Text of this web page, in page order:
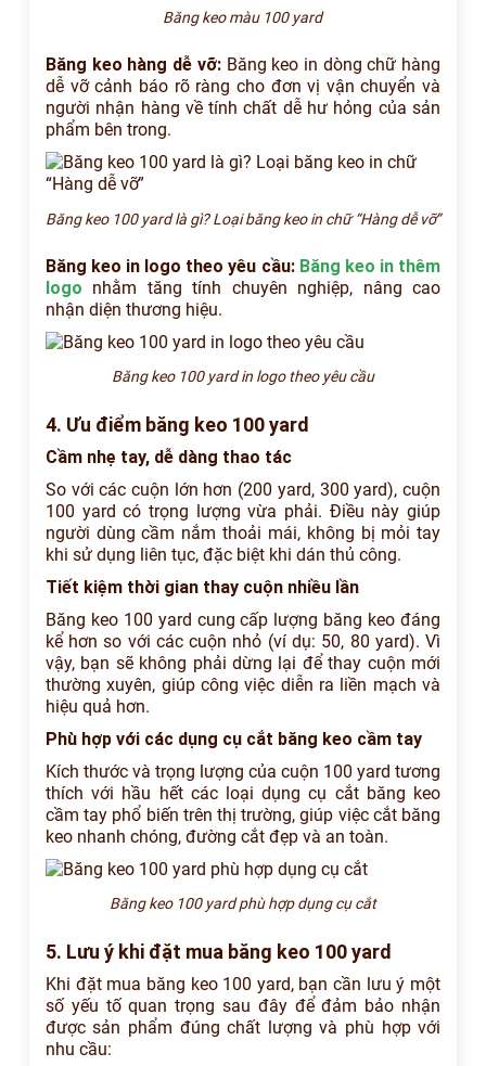
Băng keo màu 100 yard
Băng keo hàng dễ vỡ: Băng keo in dòng chữ hàng
dễ vỡ cảnh báo rõ ràng cho đơn vị vận chuyển và
người nhận hàng về tính chất dễ hư hỏng của sản
phẩm bên trong.
Băng keo 100 yard là gì? Loại băng keo in chữ “Hàng dễ vỡ”
Băng keo in logo theo yêu cầu: Băng keo in thêm
logo nhằm tăng tính chuyên nghiệp, nâng cao
nhận diện thương hiệu.
Băng keo 100 yard in logo theo yêu cầu
4. Ưu điểm băng keo 100 yard
Cầm nhẹ tay, dễ dàng thao tác
So với các cuộn lớn hơn (200 yard, 300 yard), cuộn
100 yard có trọng lượng vừa phải. Điều này giúp
người dùng cầm nắm thoải mái, không bị mỏi tay
khi sử dụng liên tục, đặc biệt khi dán thủ công.
Tiết kiệm thời gian thay cuộn nhiều lần
Băng keo 100 yard cung cấp lượng băng keo đáng
kể hơn so với các cuộn nhỏ (ví dụ: 50, 80 yard). Vì
vậy, bạn sẽ không phải dừng lại để thay cuộn mới
thường xuyên, giúp công việc diễn ra liền mạch và
hiệu quả hơn.
Phù hợp với các dụng cụ cắt băng keo cầm tay
Kích thước và trọng lượng của cuộn 100 yard tương
thích với hầu hết các loại dụng cụ cắt băng keo
cầm tay phổ biến trên thị trường, giúp việc cắt băng
keo nhanh chóng, đường cắt đẹp và an toàn.
Băng keo 100 yard phù hợp dụng cụ cắt
5. Lưu ý khi đặt mua băng keo 100 yard
Khi đặt mua băng keo 100 yard, bạn cần lưu ý một
số yếu tố quan trọng sau đây để đảm bảo nhận
được sản phẩm đúng chất lượng và phù hợp với
nhu cầu: